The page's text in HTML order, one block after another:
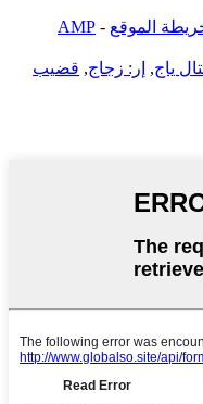
الموقع -
AMP
ياج, إر: زجاج, قضيب